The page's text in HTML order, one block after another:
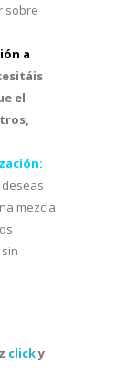
sobre
a
el
mezcla
clicky